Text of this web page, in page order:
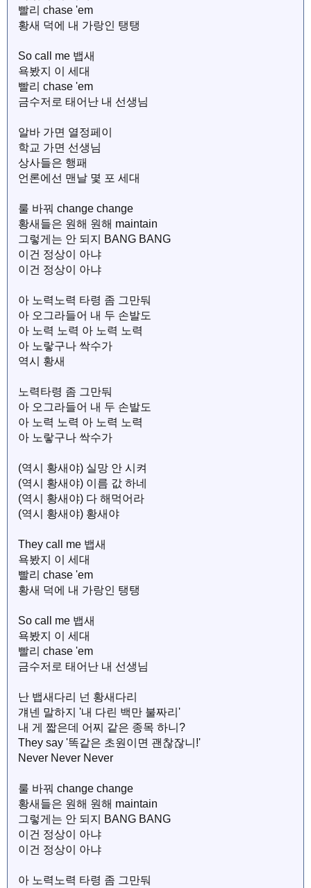
빨리 chase 'em
황새 덕에 내 가랑인 탱탱
So call me 뱁새
욕봤지 이 세대
빨리 chase 'em
금수저로 태어난 내 선생님
알바 가면 열정페이
학교 가면 선생님
상사들은 행패
언론에선 맨날 몇 포 세대
룰 바꿔 change change
황새들은 원해 원해 maintain
그렇게는 안 되지 BANG BANG
이건 정상이 아냐
이건 정상이 아냐
아 노력노력 타령 좀 그만둬
아 오그라들어 내 두 손발도
아 노력 노력 아 노력 노력
아 노랗구나 싹수가
역시 황새
노력타령 좀 그만둬
아 오그라들어 내 두 손발도
아 노력 노력 아 노력 노력
아 노랗구나 싹수가
(역시 황새야) 실망 안 시켜
(역시 황새야) 이름 값 하네
(역시 황새야) 다 해먹어라
(역시 황새야) 황새야
They call me 뱁새
욕봤지 이 세대
빨리 chase 'em
황새 덕에 내 가랑인 탱탱
So call me 뱁새
욕봤지 이 세대
빨리 chase 'em
금수저로 태어난 내 선생님
난 뱁새다리 넌 황새다리
걔넨 말하지 '내 다린 백만 불짜리'
내 게 짧은데 어찌 같은 종목 하니?
They say '똑같은 초원이면 괜찮잖니!'
Never Never Never
룰 바꿔 change change
황새들은 원해 원해 maintain
그렇게는 안 되지 BANG BANG
이건 정상이 아냐
이건 정상이 아냐
아 노력노력 타령 좀 그만둬